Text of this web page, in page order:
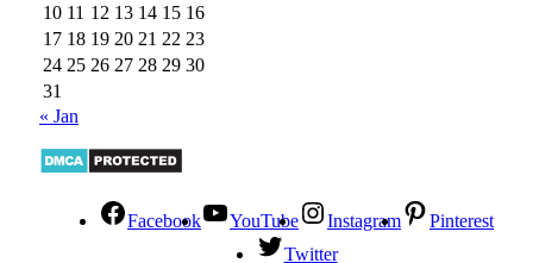
10 11 12 13 14 15 16
17 18 19 20 21 22 23
24 25 26 27 28 29 30
31
« Jan
Facebook YouTube Instagram
Pinterest
Twitter